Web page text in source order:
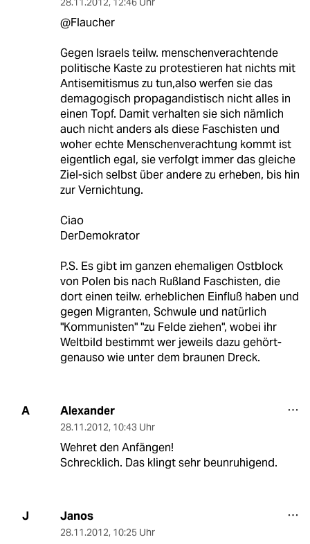
@Flaucher
Gegen Israels teilw. menschenverachtende
politische Kaste zu protestieren hat nichts mit
Antisemitismus zu tun,also werfen sie das
demagogisch propagandistisch nicht alles in
einen Topf. Damit verhalten sie sich nämlich
auch nicht anders als diese Faschisten und
woher echte Menschenverachtung kommt ist
eigentlich egal, sie verfolgt immer das gleiche
Ziel-sich selbst über andere zu erheben, bis hin
zur Vernichtung.
Ciao
DerDemokrator
P.S. Es gibt im ganzen ehemaligen Ostblock
von Polen bis nach Rußland Faschisten, die
dort einen teilw. erheblichen Einfluß haben und
gegen Migranten, Schwule und natürlich
"Kommunisten" "zu Felde ziehen", wobei ihr
Weltbild bestimmt wer jeweils dazu gehört-
genauso wie unter dem braunen Dreck.
A Alexander
28.11.2012, 10:43 Uhr
Wehret den Anfängen!
Schrecklich. Das klingt sehr beunruhigend.
J Janos
28.11.2012, 10:25 Uhr